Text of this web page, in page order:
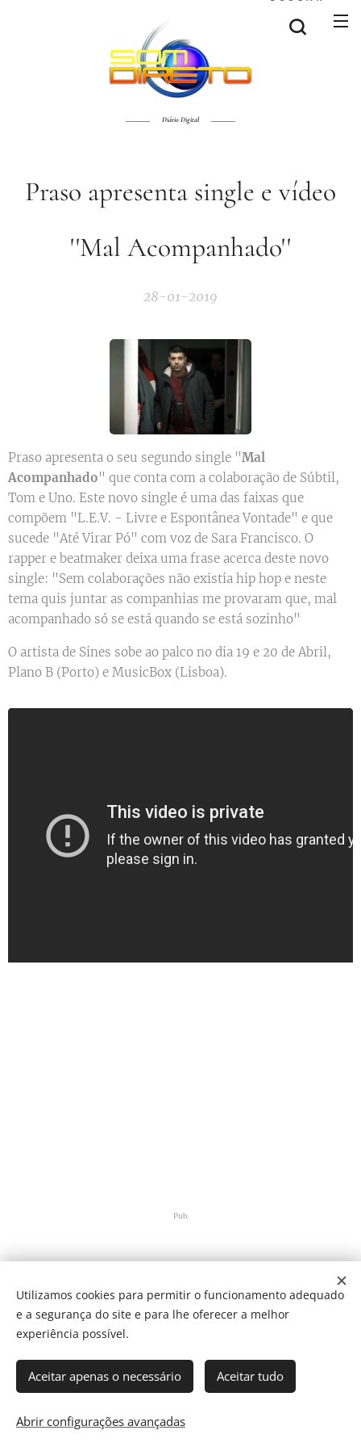
Diário Digital
Praso apresenta single e vídeo
''Mal Acompanhado''
28-01-2019
Praso apresenta o seu segundo single "Mal
Acompanhado" que conta com a colaboração de Súbtil,
Tom e Uno. Este novo single é uma das faixas que
compõem "L.E.V. - Livre e Espontânea Vontade" e que
sucede "Até Virar Pó" com voz de Sara Francisco. O
rapper e beatmaker deixa uma frase acerca deste novo
single: "Sem colaborações não existia hip hop e neste
tema quis juntar as companhias me provaram que, mal
acompanhado só se está quando se está sozinho"
O artista de Sines sobe ao palco no dia 19 e 20 de Abril,
Plano B (Porto) e MusicBox (Lisboa).
Pub.
Share
Director: J. Ricardo C. Coelho
Utilizamos cookies para permitir o funcionamento adequado
e a segurança do site e para lhe oferecer a melhor
experiência possível.
Aceitar apenas o necessário Aceitar tudo
Abrir configurações avançadas